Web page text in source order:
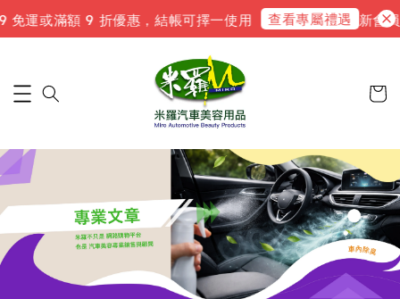
或滿額 9 折優惠，結帳可擇一使用 查看專屬禮遇 新會員註